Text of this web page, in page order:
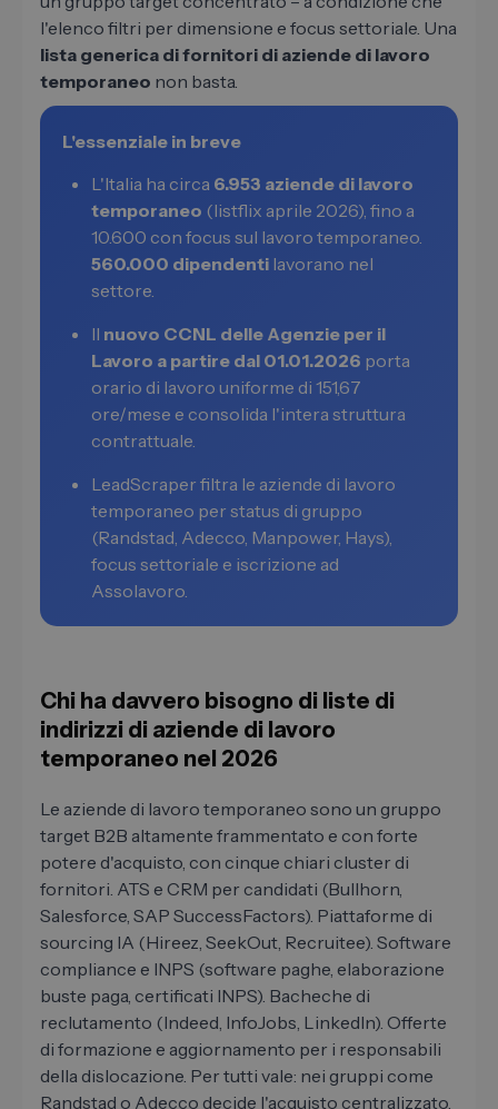
l'elenco filtri per dimensione e focus settoriale. Una
lista generica di fornitori di aziende di lavoro
temporaneo non basta.
L'essenziale in breve
L'Italia ha circa 6.953 aziende di lavoro
temporaneo (listflix aprile 2026), fino a
10.600 con focus sul lavoro temporaneo.
560.000 dipendenti lavorano nel
settore.
Il nuovo CCNL delle Agenzie per il
Lavoro a partire dal 01.01.2026 porta
orario di lavoro uniforme di 151,67
ore/mese e consolida l'intera struttura
contrattuale.
LeadScraper filtra le aziende di lavoro
temporaneo per status di gruppo
(Randstad, Adecco, Manpower, Hays),
focus settoriale e iscrizione ad
Assolavoro.
Chi ha davvero bisogno di liste di
indirizzi di aziende di lavoro
temporaneo nel 2026
Le aziende di lavoro temporaneo sono un gruppo
target B2B altamente frammentato e con forte
potere d'acquisto, con cinque chiari cluster di
fornitori. ATS e CRM per candidati (Bullhorn,
Salesforce, SAP SuccessFactors). Piattaforme di
sourcing IA (Hireez, SeekOut, Recruitee). Software
compliance e INPS (software paghe, elaborazione
buste paga, certificati INPS). Bacheche di
reclutamento (Indeed, InfoJobs, LinkedIn). Offerte
di formazione e aggiornamento per i responsabili
della dislocazione. Per tutti vale: nei gruppi come
Randstad o Adecco decide l'acquisto centralizzato,